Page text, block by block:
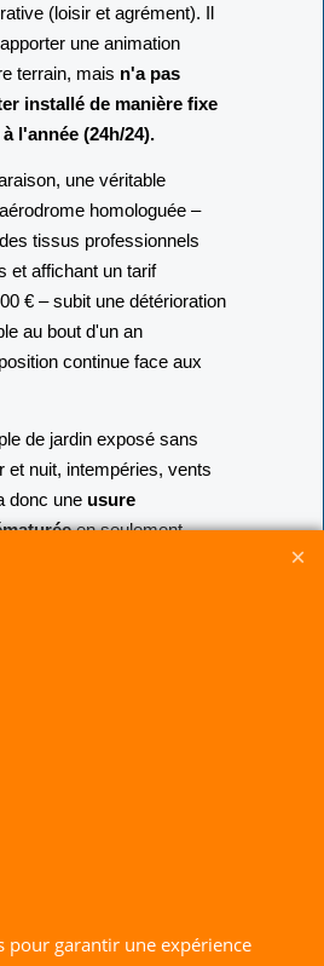
(loisir et agrément). Il
une animation
terrain, mais n'a pas
installé de manière fixe
l'année (24h/24).
une véritable
homologuée –
tissus professionnels
et affichant un tarif
€ – subit une détérioration
au bout d'un an
continue face aux
de jardin exposé sans
et nuit, intempéries, vents
donc une usure
en seulement
des plages de vent est
pour garantir une expérience